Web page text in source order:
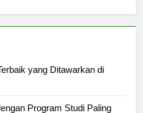
yang Ditawarkan di